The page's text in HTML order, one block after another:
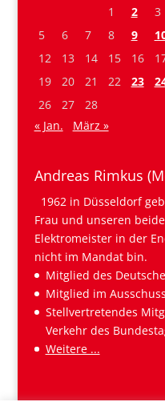
1
2 3
5
6 7 8 9
12
13 14 15 16
19
20 21 22 23
26
27
28
« Jan.
März »
Andreas Rimkus
1962 in Düsseldorf
Frau und unseren
Elektromeister in der
nicht im Mandat bin.
Mitglied des
Mitglied im
Stellvertretendes
Verkehr des
Weitere ...